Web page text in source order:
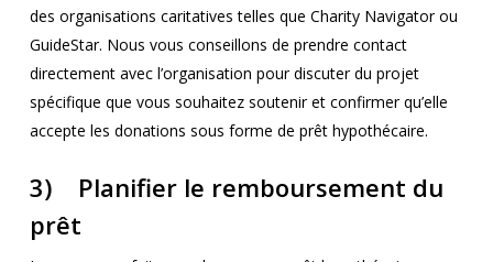
des organisations caritatives telles que Charity Navigator ou
GuideStar. Nous vous conseillons de prendre contact
directement avec l’organisation pour discuter du projet
spécifique que vous souhaitez soutenir et confirmer qu’elle
accepte les donations sous forme de prêt hypothécaire.
3) Planifier le remboursement du
prêt